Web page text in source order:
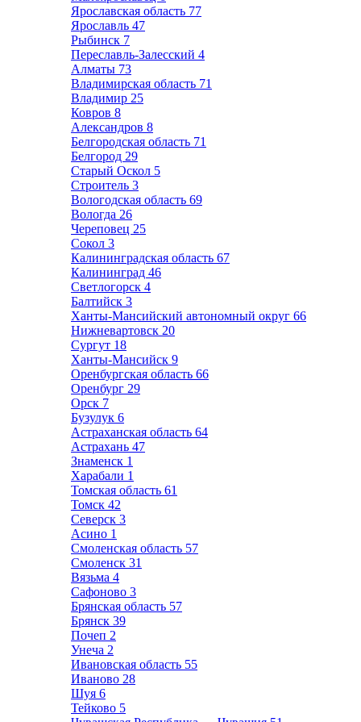
Ярославская область 77
Ярославль 47
Рыбинск 7
Переславль-Залесский 4
Алматы 73
Владимирская область 71
Владимир 25
Ковров 8
Александров 8
Белгородская область 71
Белгород 29
Старый Оскол 5
Строитель 3
Вологодская область 69
Вологда 26
Череповец 25
Сокол 3
Калининградская область 67
Калининград 46
Светлогорск 4
Балтийск 3
Ханты-Мансийский автономный округ 66
Нижневартовск 20
Сургут 18
Ханты-Мансийск 9
Оренбургская область 66
Оренбург 29
Орск 7
Бузулук 6
Астраханская область 64
Астрахань 47
Знаменск 1
Харабали 1
Томская область 61
Томск 42
Северск 3
Асино 1
Смоленская область 57
Смоленск 31
Вязьма 4
Сафоново 3
Брянская область 57
Брянск 39
Почеп 2
Унеча 2
Ивановская область 55
Иваново 28
Шуя 6
Тейково 5